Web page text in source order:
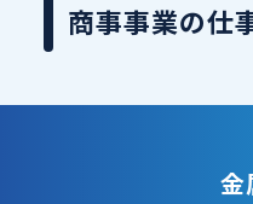
商事事業の仕
金